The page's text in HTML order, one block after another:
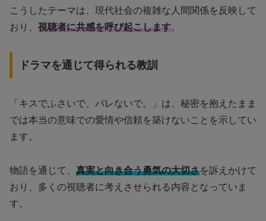
こうしたテーマは、現代社会の複雑な人間関係を反映して
おり、 視聴者に共感を呼び起こします。
ドラマを通じて得られる教訓
「キスでふさいで、バレないで。」は、秘密を抱えたまま
では本当の意味での愛情や信頼を築けないことを示してい
ます。
物語を通じて、 真実と向き合う勇気の大切さを訴えかけて
おり、多くの視聴者に考えさせられる内容となっていま
す。